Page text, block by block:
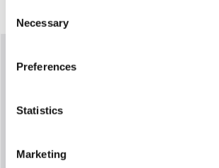
Selection
Necessary
Preferences
Statistics
Marketing